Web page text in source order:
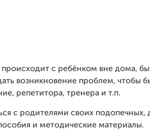
происходит с ребёнком вне дома,
возникновение проблем, чтобы
репетитора, тренера и т.п.
с родителями своих подопечных,
и методические материалы.